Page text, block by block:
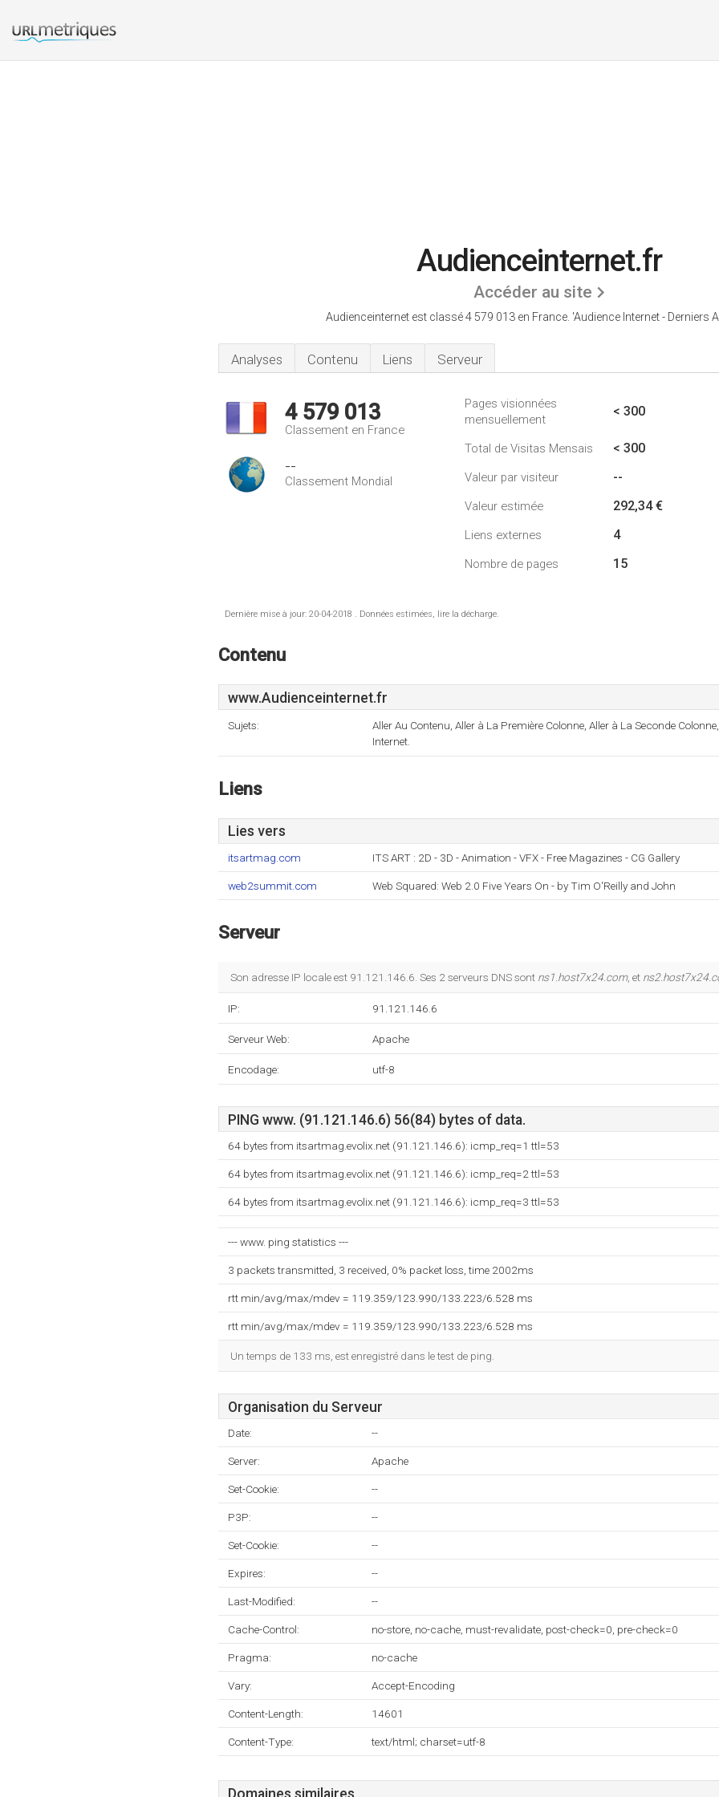
Audienceinternet.fr
Accéder au site
Audienceinternet est classé 4 579 013 en France. 'Audience Internet - Derniers
Analyses Contenu Liens Serveur
4 579 013
Classement en France
--
Classement Mondial
Pages visionnées
mensuellement
< 300
Total de Visitas Mensais < 300
Valeur par visiteur --
Valeur estimée 292,34 €
Liens externes 4
Nombre de pages 15
Dernière mise à jour: 20-04-2018 . Données estimées, lire la décharge.
Contenu
www.Audienceinternet.fr
Sujets:
Aller Au Contenu, Aller à La Première Colonne, Aller à La Seconde
Internet.
Liens
Lies vers
itsartmag.com ITS ART : 2D - 3D - Animation - VFX - Free Magazines - CG Gallery
web2summit.com Web Squared: Web 2.0 Five Years On - by Tim O'Reilly and John
Serveur
Son adresse IP locale est 91.121.146.6. Ses 2 serveurs DNS sont ns1.host7x24.com, et
IP: 91.121.146.6
Serveur Web: Apache
Encodage: utf-8
PING www. (91.121.146.6) 56(84) bytes of data.
64 bytes from itsartmag.evolix.net (91.121.146.6): icmp_req=1 ttl=53
64 bytes from itsartmag.evolix.net (91.121.146.6): icmp_req=2 ttl=53
64 bytes from itsartmag.evolix.net (91.121.146.6): icmp_req=3 ttl=53
--- www. ping statistics ---
3 packets transmitted, 3 received, 0% packet loss, time 2002ms
rtt min/avg/max/mdev = 119.359/123.990/133.223/6.528 ms
rtt min/avg/max/mdev = 119.359/123.990/133.223/6.528 ms
Un temps de 133 ms, est enregistré dans le test de ping.
Organisation du Serveur
Date: --
Server: Apache
Set-Cookie: --
P3P: --
Set-Cookie: --
Expires: --
Last-Modified: --
Cache-Control: no-store, no-cache, must-revalidate, post-check=0, pre-check=0
Pragma: no-cache
Vary: Accept-Encoding
Content-Length: 14601
Content-Type: text/html; charset=utf-8
Domaines similaires